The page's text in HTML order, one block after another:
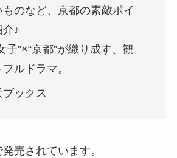
のなど、京都の素敵ポイ
介♪
子”×“京都”が織り成す、観
ルドラマ。
ックス
売されています。